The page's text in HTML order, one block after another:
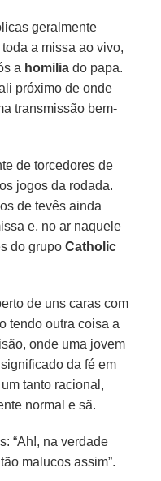
geralmente
a missa ao vivo,
a homilia do papa.
próximo de onde
transmissão bem-
de torcedores de
jogos da rodada.
de tevês ainda
e, no ar naquele
do grupoCatholic
de uns caras com
tendo outra coisa a
onde uma jovem
da fé em
tanto racional,
normal e sã.
“Ah!, na verdade
malucos assim”.